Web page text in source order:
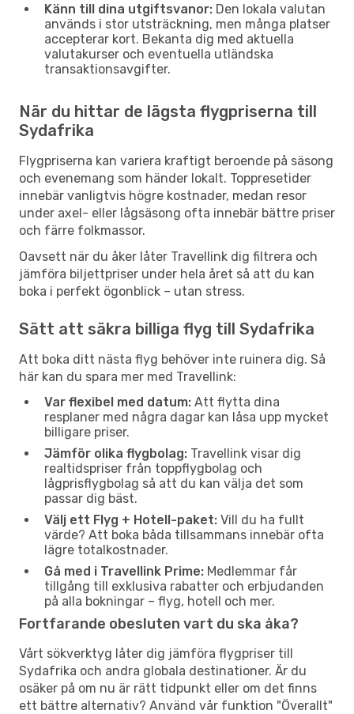
Känn till dina utgiftsvanor: Den lokala valutan
används i stor utsträckning, men många platser
accepterar kort. Bekanta dig med aktuella
valutakurser och eventuella utländska
transaktionsavgifter.
När du hittar de lägsta flygpriserna till
Sydafrika
Flygpriserna kan variera kraftigt beroende på säsong
och evenemang som händer lokalt. Toppresetider
innebär vanligtvis högre kostnader, medan resor
under axel- eller lågsäsong ofta innebär bättre priser
och färre folkmassor.
Oavsett när du åker låter Travellink dig filtrera och
jämföra biljettpriser under hela året så att du kan
boka i perfekt ögonblick – utan stress.
Sätt att säkra billiga flyg till Sydafrika
Att boka ditt nästa flyg behöver inte ruinera dig. Så
här kan du spara mer med Travellink:
Var flexibel med datum: Att flytta dina
resplaner med några dagar kan låsa upp mycket
billigare priser.
Jämför olika flygbolag: Travellink visar dig
realtidspriser från toppflygbolag och
lågprisflygbolag så att du kan välja det som
passar dig bäst.
Välj ett Flyg + Hotell-paket: Vill du ha fullt
värde? Att boka båda tillsammans innebär ofta
lägre totalkostnader.
Gå med i Travellink Prime: Medlemmar får
tillgång till exklusiva rabatter och erbjudanden
på alla bokningar – flyg, hotell och mer.
Fortfarande obesluten vart du ska åka?
Vårt sökverktyg låter dig jämföra flygpriser till
Sydafrika och andra globala destinationer. Är du
osäker på om nu är rätt tidpunkt eller om det finns
ett bättre alternativ? Använd vår funktion "Överallt"